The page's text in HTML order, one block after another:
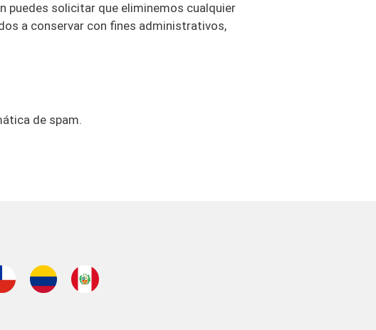
puedes solicitar que eliminemos cualquier
a conservar con fines administrativos,
de spam.